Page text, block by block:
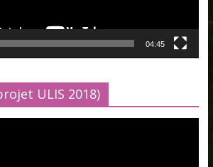
04:45
ULIS 2018)